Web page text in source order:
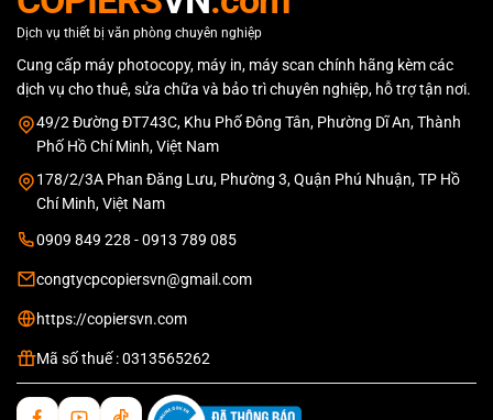
Dịch vụ thiết bị văn phòng chuyên nghiệp
Cung cấp máy photocopy, máy in, máy scan chính hãng kèm các
dịch vụ cho thuê, sửa chữa và bảo trì chuyên nghiệp, hỗ trợ tận nơi.
49/2 Đường ĐT743C, Khu Phố Đông Tân, Phường Dĩ An, Thành
Phố Hồ Chí Minh, Việt Nam
178/2/3A Phan Đăng Lưu, Phường 3, Quận Phú Nhuận, TP Hồ
Chí Minh, Việt Nam
0909 849 228 - 0913 789 085
congtycpcopiersvn@gmail.com
https://copiersvn.com
Mã số thuế : 0313565262